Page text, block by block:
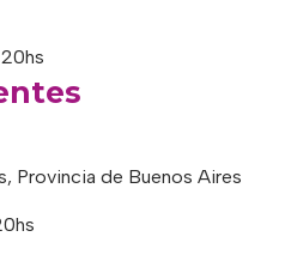
Provincia de Buenos Aires